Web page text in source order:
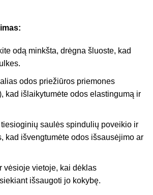
odą minkšta, drėgna šluoste, kad
odos priežiūros priemones
kad išlaikytumėte odos elastingumą ir
saulės spindulių poveikio ir
kad išvengtumėte odos išsausėjimo ar
vėsioje vietoje, kai dėklas
išsaugoti jo kokybę.